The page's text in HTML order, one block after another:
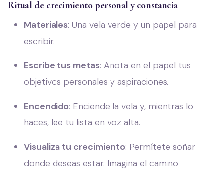
Ritual de crecimiento personal y constancia
Materiales: Una vela verde y un papel para
escribir.
Escribe tus metas: Anota en el papel tus
objetivos personales y aspiraciones.
Encendido: Enciende la vela y, mientras lo
haces, lee tu lista en voz alta.
Visualiza tu crecimiento: Permítete soñar
donde deseas estar. Imagina el camino